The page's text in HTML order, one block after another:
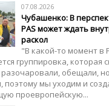
07.08.2026
Чубашенко: В
PAS может ждать
раскол
"В какой-то момент в
группировка, которая
разочаровали, обещали,
поэтому мы уходим и
проевропейскую...